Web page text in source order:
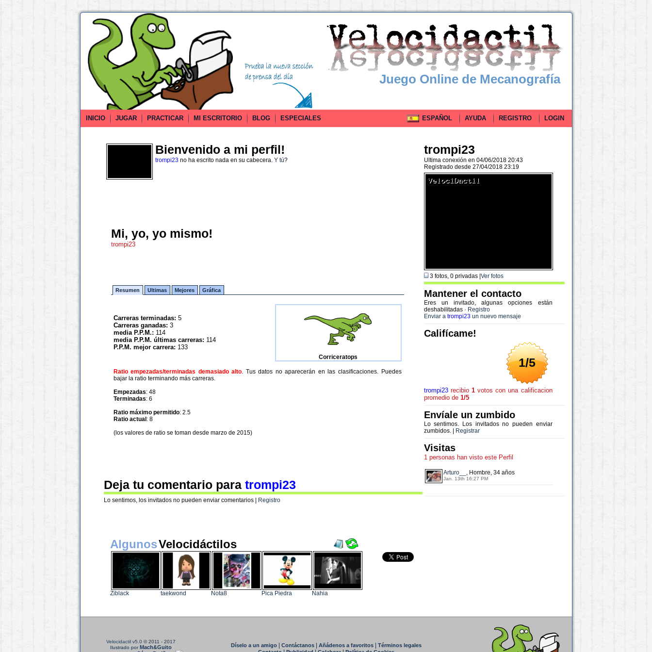
Juego Online de Mecanografía
INICIO JUGAR PRACTICAR MI ESCRITORIO BLOG ESPECIALES ESPAÑOL AYUDA REGISTRO LOGIN
Bienvenido a mi perfil!
trompi23no ha escrito nada en su cabecera. Y tú?
Mi, yo, yo mismo!
trompi23
Resumen Ultimas Mejores Gráfica
Carreras terminadas: 5
Carreras ganadas: 3
media P.P.M.: 114
media P.P.M. últimas carreras: 114
P.P.M. mejor carrera: 133
Corriceratops
Ratio empezadas/terminadas demasiado alto. Tus datos no aparecerán en las clasificaciones. Puedes
bajar la ratio terminando más carreras.
Empezadas: 48
Terminadas: 6
Ratio máximo permitido: 2.5
Ratio actual : 8
(los valores de ratio se toman desde marzo de 2015)
Deja tu comentario para trompi23
Lo sentimos, los invitados no pueden enviar comentarios | Registro
trompi23
Ultima conexión en 04/06/2018 20:43
Registrado desde 27/04/2018 23:19
3 fotos, 0 privadas | Ver fotos
Mantener el contacto
Eres un invitado, algunas opciones están
deshabilitadas · Registro
Enviar a trompi23un nuevo mensaje
Califícame!
1/5
trompi23recibio 1votos con una calificacion
promedio de 1/5
Envíale un zumbido
Lo sentimos. Los invitados no pueden enviar
zumbidos. |
Registrar
Visitas
1 personas han visto este Perfil
Arturo__ , Hombre, 34 años
Jan. 13th 16:27 PM
AlgunosVelocidáctilos
Ziblack taekwond Nota8 Pica Piedra Nahia
Velocidactil v5.0 © 2011 - 2017
Ilustrado porMach&Guito Díselo a un amigo| Contáctanos| Añádenos a favoritos|
Términos legales